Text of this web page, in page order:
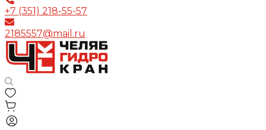
+7 (351) 218-55-57
2185557@mail.ru